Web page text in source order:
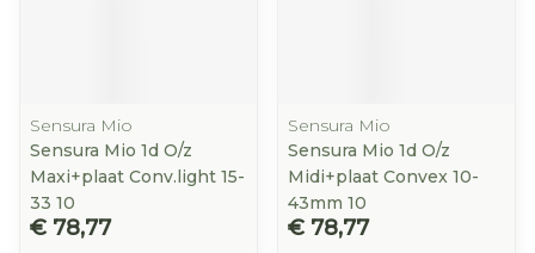
Sensura Mio
Sensura Mio 1d O/z
Maxi+plaat Conv.light 15-
33 10
€ 78,77
Sensura Mio
Sensura Mio 1d O/z
Midi+plaat Convex 10-
43mm 10
€ 78,77